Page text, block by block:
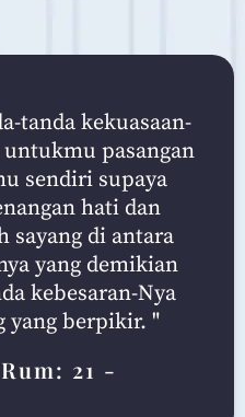
tanda kekuasaan-
pasangan
sendiri supaya
hati dan
sayang di antara
yang demikian
kebesaran-Nya
yang berpikir. "
21 -